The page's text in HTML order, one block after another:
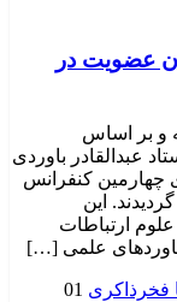
عضویت در
و بر اساس
عبدالقادر باوردی
چهارمین کنفرانس
این
ارتباطات
علمی […]
01